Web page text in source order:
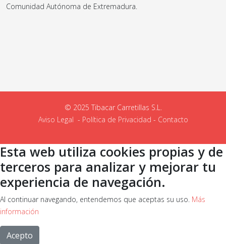
Comunidad Autónoma de Extremadura.
© 2025 Tibacar Carretillas S.L.
Aviso Legal - Política de Privacidad - Contacto
Esta web utiliza cookies propias y de
terceros para analizar y mejorar tu
experiencia de navegación.
Al continuar navegando, entendemos que aceptas su uso. Más
información
Acepto